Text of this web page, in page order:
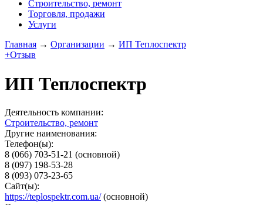
Строительство, ремонт
Торговля, продажи
Услуги
Главная → Организации → ИП Теплоспектр
+Отзыв
ИП Теплоспектр
Деятельность компании:
Строительство, ремонт
Другие наименования:
Телефон(ы):
8 (066) 703-51-21 (основной)
8 (097) 198-53-28
8 (093) 073-23-65
Сайт(ы):
https://teplospektr.com.ua/(основной)